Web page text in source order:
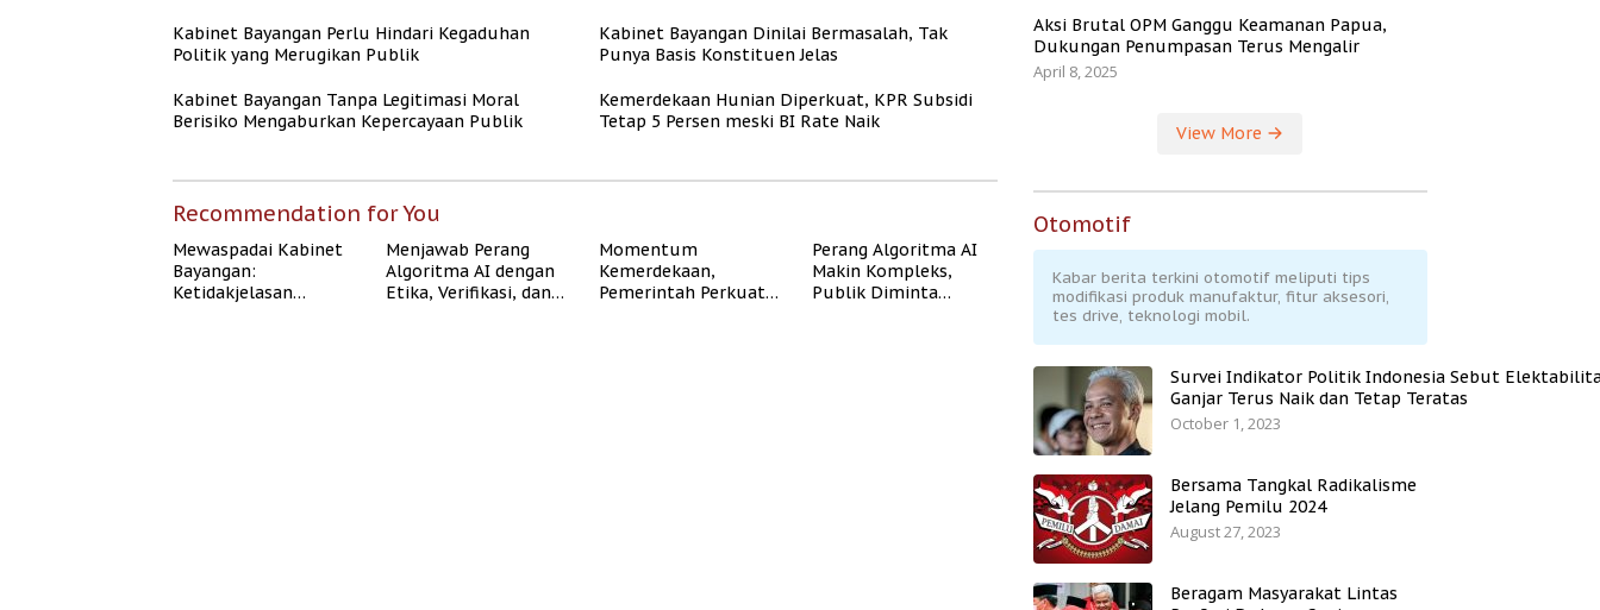
Kabinet Bayangan Perlu Hindari Kegaduhan
Politik yang Merugikan Publik
Kabinet Bayangan Dinilai Bermasalah, Tak
Punya Basis Konstituen Jelas
Kabinet Bayangan Tanpa Legitimasi Moral
Berisiko Mengaburkan Kepercayaan Publik
Kemerdekaan Hunian Diperkuat, KPR Subsidi
Tetap 5 Persen meski BI Rate Naik
Recommendation for You
Mewaspadai Kabinet
Bayangan:
Ketidakjelasan
Menjawab Perang
Algoritma AI dengan
Etika, Verifikasi, dan
Momentum
Kemerdekaan,
Pemerintah Perkuat
Perang Algoritma AI
Makin Kompleks,
Publik Diminta
Aksi Brutal OPM Ganggu Keamanan Papua,
Dukungan Penumpasan Terus Mengalir
April 8, 2025
View More
Otomotif
Kabar berita terkini otomotif meliputi tips
modifikasi produk manufaktur, fitur aksesori,
tes drive, teknologi mobil.
Survei Indikator Politik Indonesia Sebut
Ganjar Terus Naik dan Tetap Teratas
October 1, 2023
Bersama Tangkal Radikalisme
Jelang Pemilu 2024
August 27, 2023
Beragam Masyarakat Lintas